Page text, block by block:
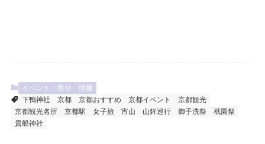
イベント・祭り
情報
下鴨神社
京都 京都おすすめ 京都イベント
京都観光
京都観光名所
京都駅 女子旅 宵山 山鉾巡行 御手洗祭
祇園祭
貴船神社